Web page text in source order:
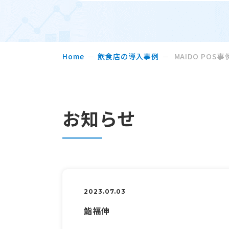
Home 飲食店の導入事例 MAIDO POS事
お知らせ
2023.07.03
鮨福伸